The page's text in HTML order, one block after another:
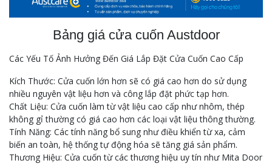
Bảng giá cửa cuốn Austdoor
Các Yếu Tố Ảnh Hưởng Đến Giá Lắp Đặt Cửa Cuốn Cao Cấp
Kích Thước: Cửa cuốn lớn hơn sẽ có giá cao hơn do sử dụng
nhiều nguyên vật liệu hơn và công lắp đặt phức tạp hơn.
Chất Liệu: Cửa cuốn làm từ vật liệu cao cấp như nhôm, thép
không gỉ thường có giá cao hơn các loại vật liệu thông thường.
Tính Năng: Các tính năng bổ sung như điều khiển từ xa, cảm
biến an toàn, hệ thống tự động hóa sẽ tăng giá sản phẩm.
Thương Hiệu: Cửa cuốn từ các thương hiệu uy tín như Mita Door